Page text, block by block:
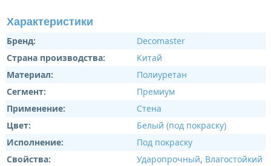
Характеристики
Бренд:
Decomaster
Страна производства:
Китай
Материал:
Полиуретан
Сегмент:
Премиум
Применение:
Стена
Цвет:
Белый (под покраску)
Исполнение:
Под покраску
Свойства:
Ударопрочный, Влагостойкий